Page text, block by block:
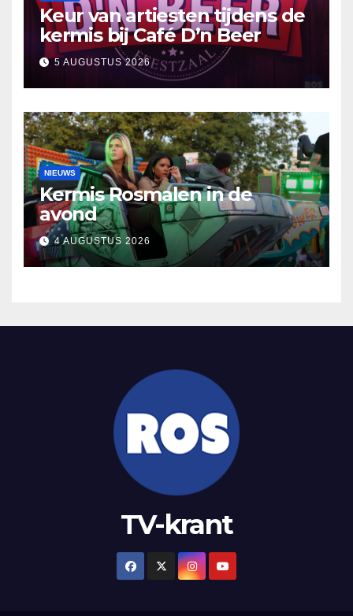
Keur van artiesten tijdens de
kermis bij Café D’n Beer
5 AUGUSTUS 2026
NIEUWS
Kermis Rosmalen in de
avond
4 AUGUSTUS 2026
TV-krant